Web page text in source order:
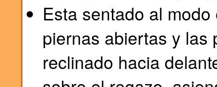
Esta sentado al
piernas abiertas y las
reclinado hacia